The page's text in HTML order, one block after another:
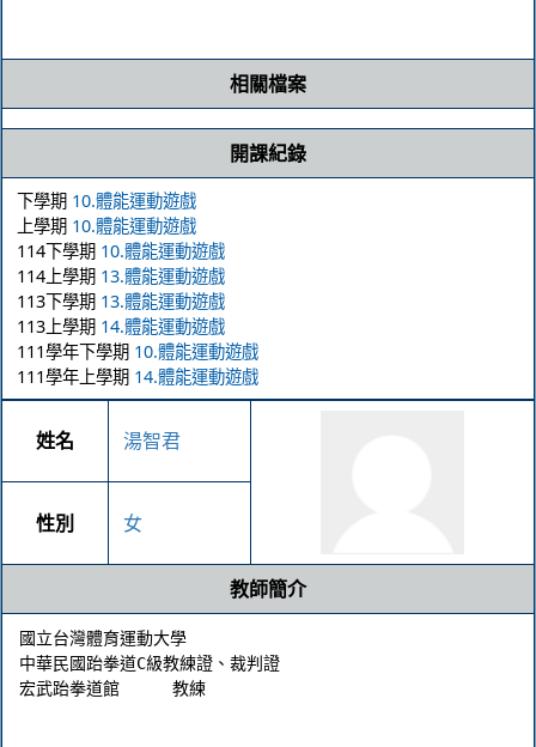
相關檔案
開課紀錄
下學期 10.體能運動遊戲
上學期 10.體能運動遊戲
114下學期 10.體能運動遊戲
114上學期 13.體能運動遊戲
113下學期 13.體能運動遊戲
113上學期 14.體能運動遊戲
111學年下學期 10.體能運動遊戲
111學年上學期 14.體能運動遊戲
姓名 湯智君
性別 女
教師簡介
國立台灣體育運動大學
中華民國跆拳道C級教練證、裁判證
宏武跆拳道館	教練